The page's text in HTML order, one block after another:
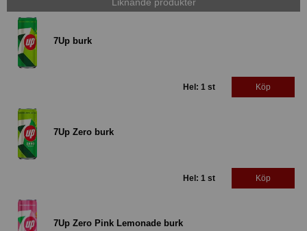
7Up burk
Hel: 1 st Köp
7Up Zero burk
Hel: 1 st Köp
7Up Zero Pink Lemonade burk